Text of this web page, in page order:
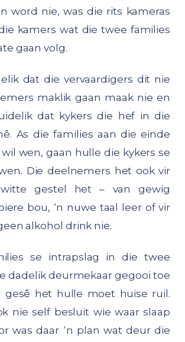
word nie, was die rits kameras
kamers wat die twee families
gaan volg.
dat die vervaardigers dit nie
maklik gaan maak nie en
dat kykers die hef in die
As die families aan die einde
wen, gaan hulle die kykers se
Die deelnemers het ook vir
gestel het – van gewig
bou, ‘n nuwe taal leer of vir
alkohol drink nie.
se intrapslag in die twee
dadelik deurmekaar gegooi toe
gesê het hulle moet huise ruil.
nie self besluit wie waar slaap
was daar ‘n plan wat deur die